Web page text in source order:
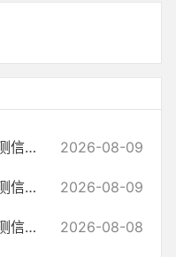
天门市乡镇生活饮用水日监测信息公示表（2026.8.9） 2026-08-09
天门市城区生活饮用水日监测信息公示表（2026.8.9） 2026-08-09
天门市乡镇生活饮用水日监测信息公示表（2026.8.8） 2026-08-08